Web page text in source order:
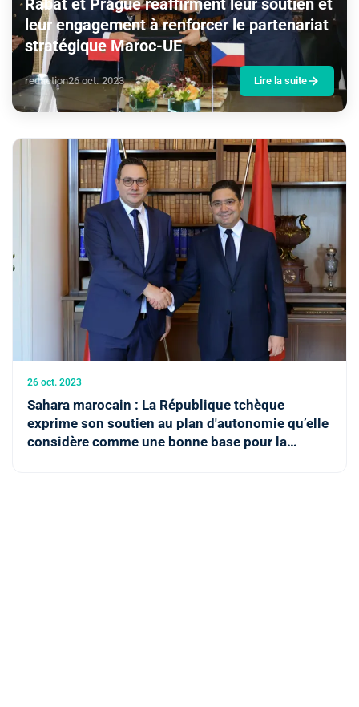
leur engagement à renforcer le partenariat
stratégique Maroc-UE
redaction26 oct. 2023 Lire la suite
26 oct. 2023
Sahara marocain : La République tchèque
exprime son soutien au plan d'autonomie qu’elle
considère comme une bonne base pour la